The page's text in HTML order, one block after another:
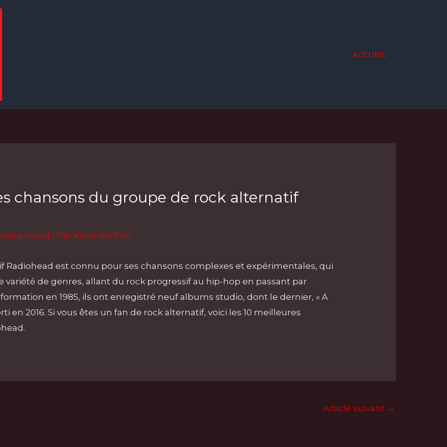
ACCUEIL
chansons du groupe de rock alternatif
/ Par KnuedlerFan
Radiohead est connu pour ses chansons complexes et expérimentales, qui
variété de genres, allant du rock progressif au hip-hop en passant par
en 1985, ils ont enregistré neuf albums studio, dont le dernier, « A
en 2016. Si vous êtes un fan de rock alternatif, voici les 10 meilleures
Article suivant →